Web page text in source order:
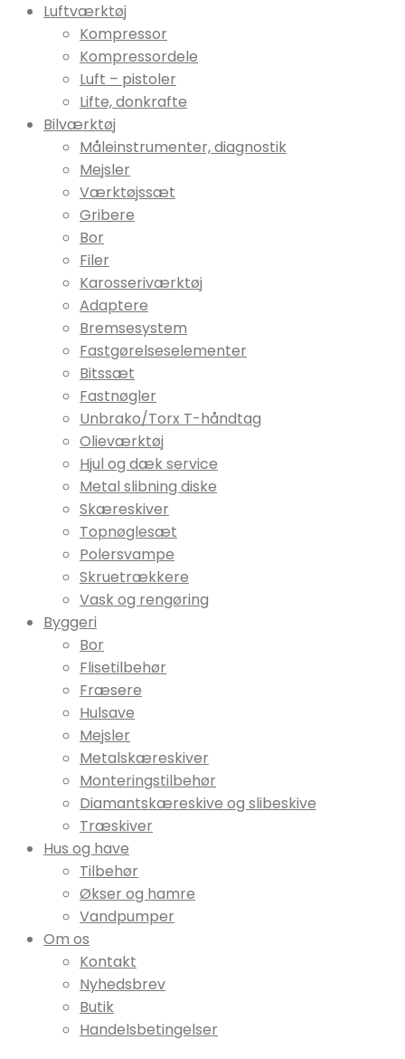
Luftværktøj
Kompressor
Kompressordele
Luft – pistoler
Lifte, donkrafte
Bilværktøj
Måleinstrumenter, diagnostik
Mejsler
Værktøjssæt
Gribere
Bor
Filer
Karosseriværktøj
Adaptere
Bremsesystem
Fastgørelseselementer
Bitssæt
Fastnøgler
Unbrako/Torx T-håndtag
Olieværktøj
Hjul og dæk service
Metal slibning diske
Skæreskiver
Topnøglesæt
Polersvampe
Skruetrækkere
Vask og rengøring
Byggeri
Bor
Flisetilbehør
Fræsere
Hulsave
Mejsler
Metalskæreskiver
Monteringstilbehør
Diamantskæreskive og slibeskive
Træskiver
Hus og have
Tilbehør
Økser og hamre
Vandpumper
Om os
Kontakt
Nyhedsbrev
Butik
Handelsbetingelser